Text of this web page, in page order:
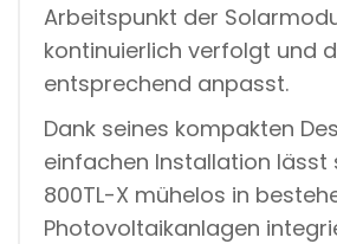
Arbeitspunkt der
kontinuierlich verfolgt und
entsprechend anpasst.
Dank seines kompakten
einfachen Installation lässt
800TL-X mühelos in
Photovoltaikanlagen